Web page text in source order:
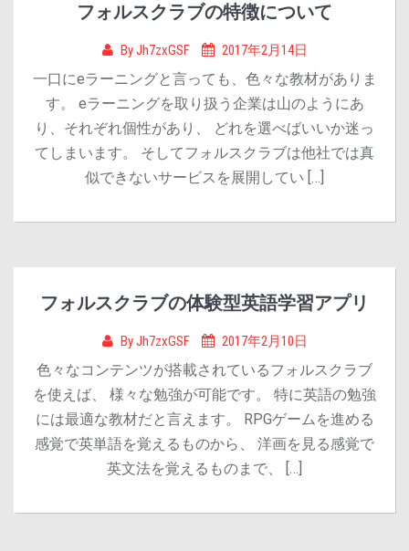
フォルスクラブの特徴について
ByJh7zxGSF 2017年2月14日
一口にeラーニングと言っても、色々な教材がありま
す。 eラーニングを取り扱う企業は山のようにあ
り、それぞれ個性があり、 どれを選べばいいか迷っ
てしまいます。 そしてフォルスクラブは他社では真
似できないサービスを展開してい […]
フォルスクラブの体験型英語学習アプリ
ByJh7zxGSF 2017年2月10日
色々なコンテンツが搭載されているフォルスクラブ
を使えば、 様々な勉強が可能です。 特に英語の勉強
には最適な教材だと言えます。 RPGゲームを進める
感覚で英単語を覚えるものから、 洋画を見る感覚で
英文法を覚えるものまで、 […]